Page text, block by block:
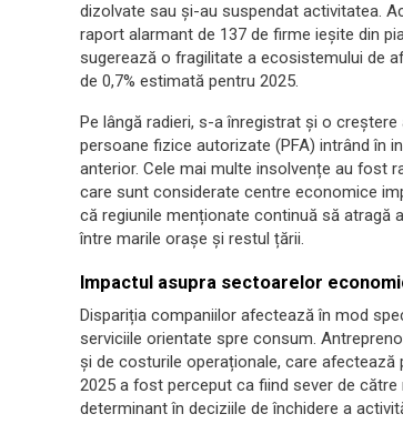
dizolvate sau și-au suspendat activitatea.
raport alarmant de 137 de firme ieșite din
sugerează o fragilitate a ecosistemului de
de 0,7% estimată pentru 2025.
Pe lângă radieri, s-a înregistrat și o
persoane fizice autorizate (PFA) intrând în
anterior. Cele mai multe insolvențe au fost
care sunt considerate centre economice
că regiunile menționate continuă să atragă
între marile orașe și restul țării.
Impactul asupra sectoarelor
Dispariția companiilor afectează în mod
serviciile orientate spre consum.
și de costurile operaționale, care
2025 a fost perceput ca fiind sever de
determinant în deciziile de închidere a